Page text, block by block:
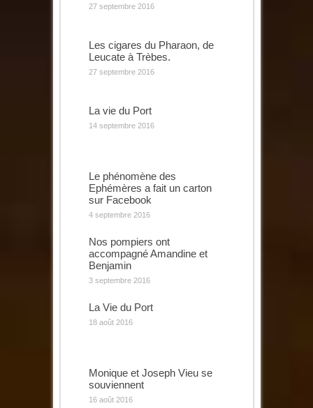
27 septembre 2016
Les cigares du Pharaon, de
Leucate à Trèbes.
27 septembre 2016
La vie du Port
14 septembre 2016
Le phénomène des
Ephémères a fait un carton
sur Facebook
4 septembre 2016
Nos pompiers ont
accompagné Amandine et
Benjamin
3 septembre 2016
La Vie du Port
18 août 2016
Monique et Joseph Vieu se
souviennent
16 août 2016